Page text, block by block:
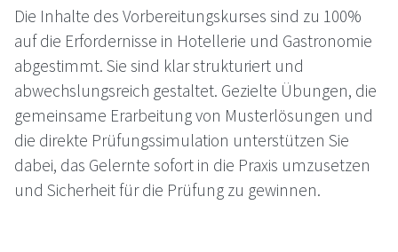
Die Inhalte des Vorbereitungskurses sind zu 100%
auf die Erfordernisse in Hotellerie und Gastronomie
abgestimmt. Sie sind klar strukturiert und
abwechslungsreich gestaltet. Gezielte Übungen, die
gemeinsame Erarbeitung von Musterlösungen und
die direkte Prüfungssimulation unterstützen Sie
dabei, das Gelernte sofort in die Praxis umzusetzen
und Sicherheit für die Prüfung zu gewinnen.